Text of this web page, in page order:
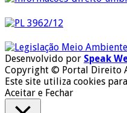
Desenvolvido por Speak
Copyright © Portal Direito
Este site utiliza cookies
Aceitar e Fechar